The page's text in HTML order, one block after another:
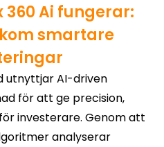
360 Ai fungerar:
smartare
utnyttjar AI-driven
för att ge precision,
investerare. Genom att
analyserar